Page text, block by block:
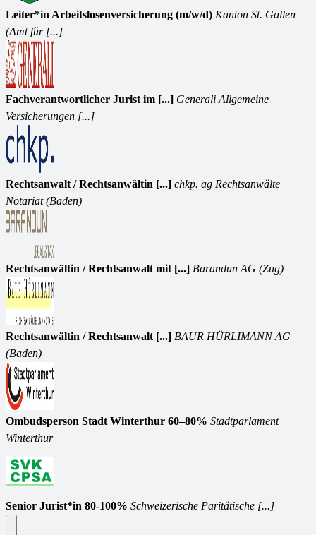
Leiter*in Arbeitslosenversicherung (m/w/d) Kanton St. Gallen
(Amt für [...]
Fachverantwortlicher Jurist im [...] Generali Allgemeine
Versicherungen [...]
Rechtsanwalt / Rechtsanwältin [...] chkp. ag Rechtsanwälte
Notariat (Baden)
Rechtsanwältin / Rechtsanwalt mit [...] Barandun AG (Zug)
Rechtsanwältin / Rechtsanwalt [...] BAUR HÜRLIMANN AG
(Baden)
Ombudsperson Stadt Winterthur 60–80% Stadtparlament
Winterthur
Senior Jurist*in 80-100% Schweizerische Paritätische [...]